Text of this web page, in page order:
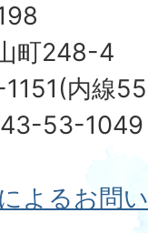
町248-4
内線
53-1049
よるお問